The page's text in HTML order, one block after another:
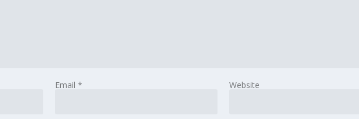
Email * Website